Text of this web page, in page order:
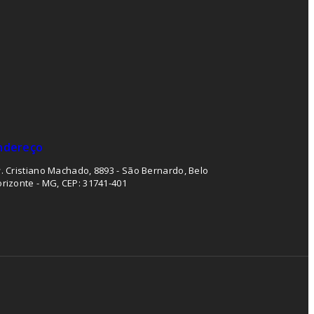
Cristiano Machado, 8893 - São Bernardo, Belo
- MG, CEP: 31741-401